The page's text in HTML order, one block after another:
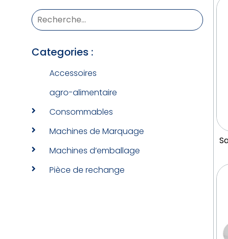
Categories :
Accessoires
agro-alimentaire
Consommables
Machines de Marquage
Machines d’emballage
Pièce de rechange